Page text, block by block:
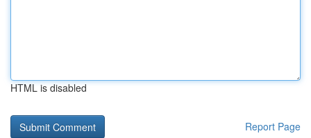
HTML is disabled
Report Page